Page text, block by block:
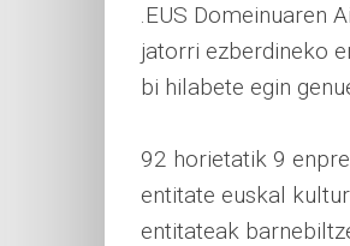
.EUS Domeinuaren
jatorri ezberdineko
bi hilabete egin
92 horietatik 9
entitate euskal
entitateak